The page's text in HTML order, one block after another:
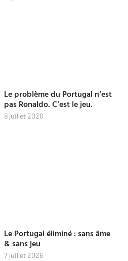
Le problème du Portugal n’est
pas Ronaldo. C’est le jeu.
9 juillet 2026
Le Portugal éliminé : sans âme
& sans jeu
7 juillet 2026